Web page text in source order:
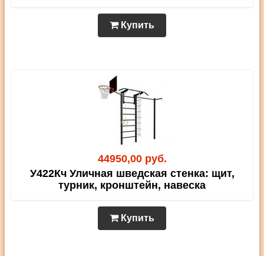
Купить
44950,00 руб.
У422Кч Уличная шведская стенка: щит,
турник, кронштейн, навеска
Купить